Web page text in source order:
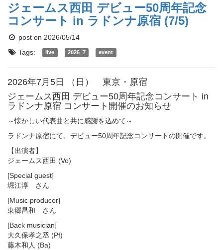
ジェームス西田 デビュー50周年記念
コンサート in ラドンナ原宿 (7/5)
post on 2026/05/14
Tags:
live 2026_7 event
2026年7月5日 （日） 東京・原宿
ジェームス西田 デビュー50周年記念コンサート in
ラドンナ原宿 コンサート開催のお知らせ
～懐かしい代表曲と共に感謝を込めて～
ラドンナ原宿にて、デビュー50周年記念コンサートの開催です。
【出演者】
ジェームス西田 (Vo)
[Special guest]
堀江淳 さん
[Music producer]
東郷昌和 さん
[Back musician]
大久保孝之丞 (Pf)
藤木和人 (Ba)